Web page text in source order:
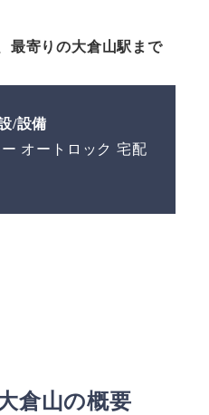
最寄りの大倉山駅まで
/設備
オートロック 宅配
倉山の概要